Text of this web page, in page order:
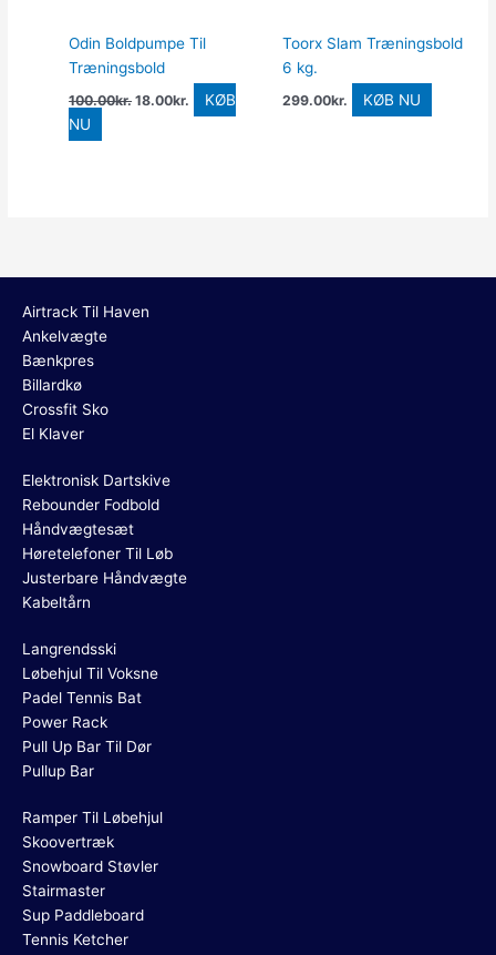
Odin Boldpumpe Til
Træningsbold
100.00kr. 18.00kr.
KØB
NU
Toorx Slam Træningsbold
6 kg.
299.00kr. KØB NU
Airtrack Til Haven
Ankelvægte
Bænkpres
Billardkø
Crossfit Sko
El Klaver
Elektronisk Dartskive
Rebounder Fodbold
Håndvægtesæt
Høretelefoner Til Løb
Justerbare Håndvægte
Kabeltårn
Langrendsski
Løbehjul Til Voksne
Padel Tennis Bat
Power Rack
Pull Up Bar Til Dør
Pullup Bar
Ramper Til Løbehjul
Skoovertræk
Snowboard Støvler
Stairmaster
Sup Paddleboard
Tennis Ketcher